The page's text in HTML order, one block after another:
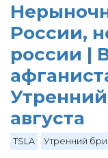
России,
россии |
августа
TSLA Утренний